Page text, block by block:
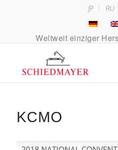
JP RU
Weltweit einziger
KCMO